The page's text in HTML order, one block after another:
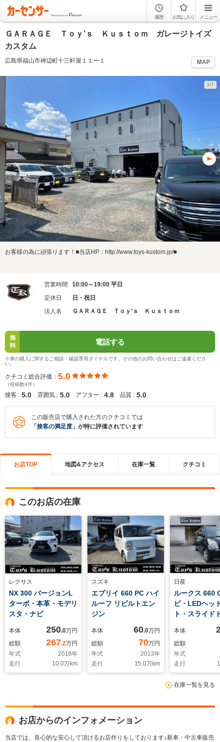
履歴 お気に入り メニュー
ＧＡＲＡＧＥ Ｔｏｙ’ｓ Ｋｕｓｔｏｍ ガレージトイズ
カスタム
広島県福山市神辺町十三軒屋１１ー１ MAP
1/7
お客様の為に頑張ります！■当店HP：http://www.toys-kustom.jp/■
営業時間
10:00～19:00 平日
定休日
日・祝日
法人名
ＧＡＲＡＧＥ Ｔｏｙ’ｓ Ｋｕｓｔｏｍ
無
料
電話する
※車の購入に関するご相談・確認専用ダイヤルです。その他のお問い合わせはご遠慮くださ
い。
クチコミ総合評価： 5.0
（投稿数4件）
接客 : 5.0 雰囲気 : 5.0 アフター : 4.8 品質 : 5.0
この販売店で購入された方のクチコミでは
「 接客の満足度 」が特に評価されています
お店TOP 地図&アクセス 在庫一覧 クチコミ
このお店の在庫
レクサス
NX 300 バージョンL
ターボ・本革・モデリ
スタ・ナビ
本体 250.0万円
総額
267.2万円
年式
2018年
走行
10.0万km
スズキ
エブリイ 660 PC ハイ
ルーフ リビルトエン
ジン
本体 60.0万円
総額
70万円
年式
2013年
走行
15.0万km
日産
ルークス 660
ビ・LEDヘッ
ト・スライド
本体
総額
年式
走行
在庫一覧を見る
お店からのインフォメーション
当店では、良心的な安心して頂けるお店作りをしております♪新車・中古車販売